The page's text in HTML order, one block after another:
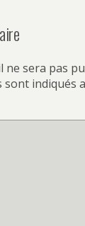
ne sera pas
indiqués